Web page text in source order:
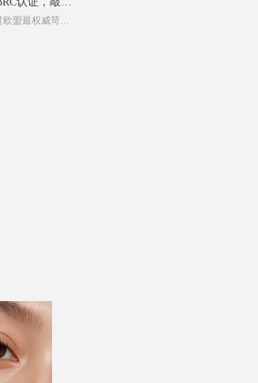
会大门
欧盟最权威苛刻
瑞达拿到欧盟